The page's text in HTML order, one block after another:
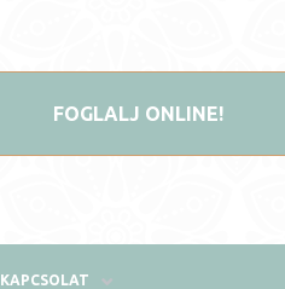
FOGLALJ ONLINE!
KAPCSOLAT